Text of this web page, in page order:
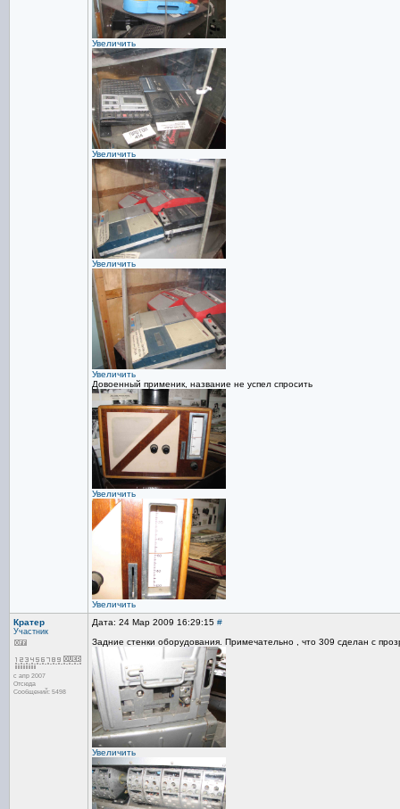
Увеличить
Увеличить
Увеличить
Увеличить
Довоенный применик, название не успел спросить
Увеличить
Увеличить
Кратер
Участник
с апр 2007
Отсюда
Сообщений: 5498
Дата: 24 Мар 2009 16:29:15 #
Задние стенки оборудования. Примечательно , что 309 сделан с
Увеличить